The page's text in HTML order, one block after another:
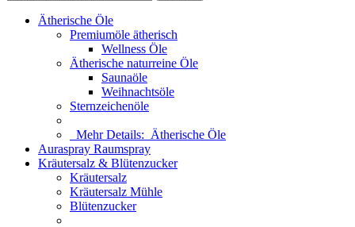
Ätherische Öle
Premiumöle ätherisch
Wellness Öle
Ätherische naturreine Öle
Saunaöle
Weihnachtsöle
Sternzeichenöle
Mehr Details: Ätherische Öle
Auraspray Raumspray
Kräutersalz & Blütenzucker
Kräutersalz
Kräutersalz Mühle
Blütenzucker